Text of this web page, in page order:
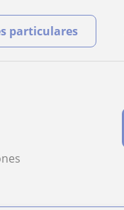
particulares